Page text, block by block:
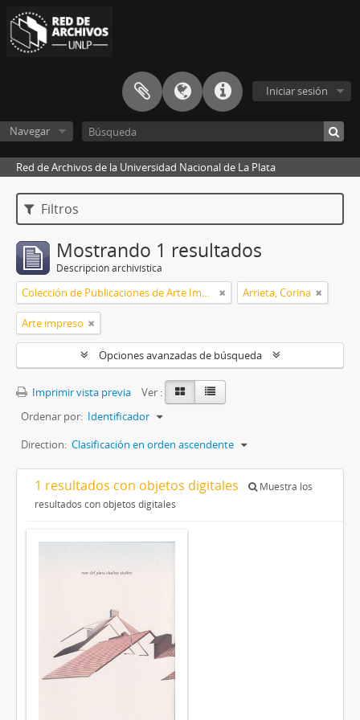
Iniciar sesión
Navegar
Red de Archivos de la Universidad Nacional de La Plata
Filtros
Mostrando 1 resultados
Descripción archivística
Colección de Publicaciones de Arte Impreso Arrieta, Corina
Arte impreso
Opciones avanzadas de búsqueda
Imprimir vista previa
Ver :
Ordenar por: Identificador
Direction: Clasificación en orden ascendente
1 resultados con objetos digitales
Muestra los
resultados con objetos digitales